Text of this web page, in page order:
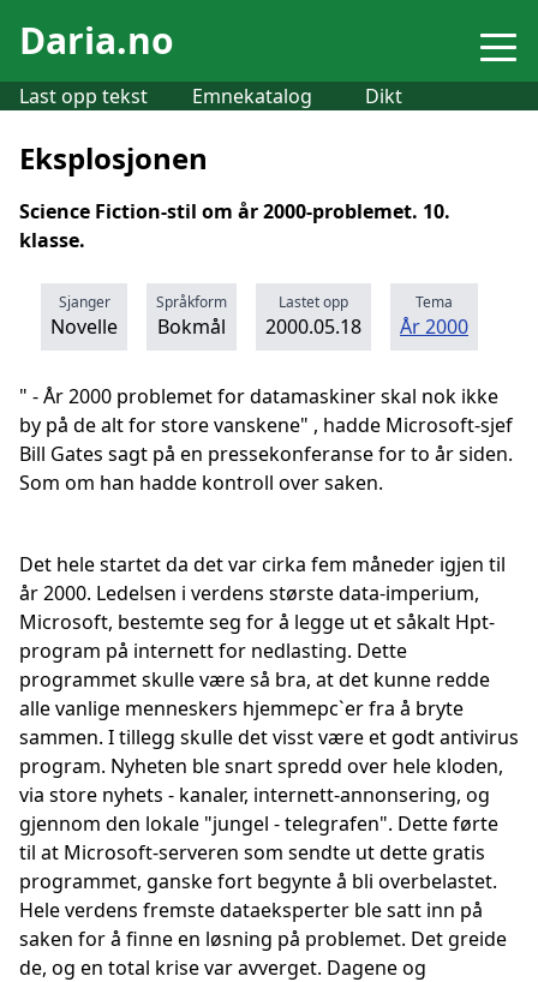
Daria.no
Last opp tekst Emnekatalog Dikt
Eksplosjonen
Science Fiction-stil om år 2000-problemet. 10.
klasse.
Sjanger
Novelle
Språkform
Bokmål
Lastet opp
2000.05.18
Tema
År 2000
" - År 2000 problemet for datamaskiner skal nok ikke
by på de alt for store vanskene" , hadde Microsoft-sjef
Bill Gates sagt på en pressekonferanse for to år siden.
Som om han hadde kontroll over saken.
Det hele startet da det var cirka fem måneder igjen til
år 2000. Ledelsen i verdens største data-imperium,
Microsoft, bestemte seg for å legge ut et såkalt Hpt-
program på internett for nedlasting. Dette
programmet skulle være så bra, at det kunne redde
alle vanlige menneskers hjemmepc`er fra å bryte
sammen. I tillegg skulle det visst være et godt antivirus
program. Nyheten ble snart spredd over hele kloden,
via store nyhets - kanaler, internett-annonsering, og
gjennom den lokale "jungel - telegrafen". Dette førte
til at Microsoft-serveren som sendte ut dette gratis
programmet, ganske fort begynte å bli overbelastet.
Hele verdens fremste dataeksperter ble satt inn på
saken for å finne en løsning på problemet. Det greide
de, og en total krise var avverget. Dagene og